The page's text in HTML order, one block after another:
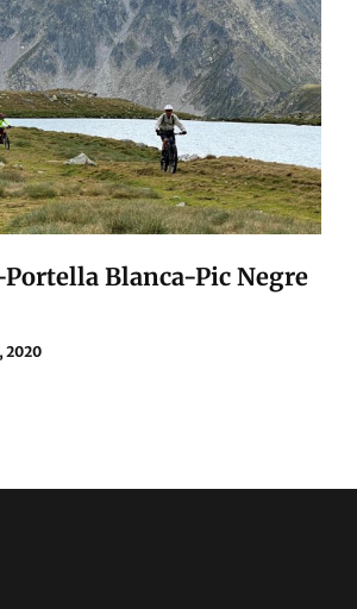
Blanca-Pic Negre
2020